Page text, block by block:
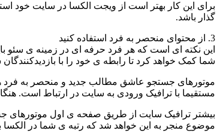
برای این کار بهتر است از ویجت الکسا در سایت خود
گذار باشد.
3. از محتوای منحصر به فرد استفاده کنید
شما کمک خواهد کرد تا رابطه ی خود را با
موتورهای جستجو عاشق مطالب جدید و منحصر به فرد
مستقیما با ترافیک ورودی به سایت در ارتباط است.
بیشتر ترافیک سایت از طریق صفحه ی اول موتورهای
موضوع منجر به این خواهد شد که رتبه ی شما در الکسا